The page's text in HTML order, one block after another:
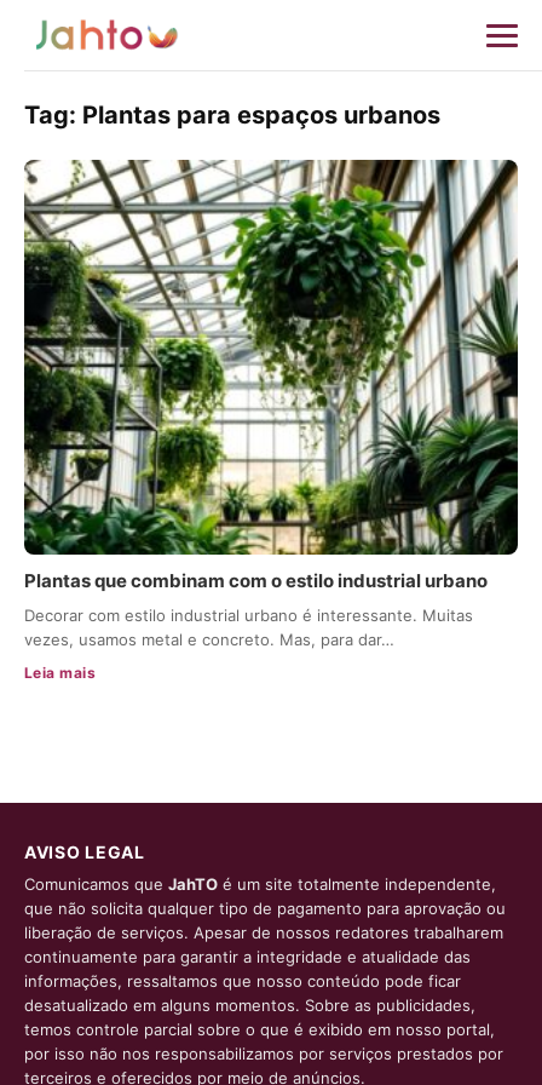
Tag: Plantas para espaços urbanos
Plantas que combinam com o estilo industrial urbano
Decorar com estilo industrial urbano é interessante. Muitas
vezes, usamos metal e concreto. Mas, para dar…
Leia mais
AVISO LEGAL
Comunicamos que JahTO é um site totalmente independente,
que não solicita qualquer tipo de pagamento para aprovação ou
liberação de serviços. Apesar de nossos redatores trabalharem
continuamente para garantir a integridade e atualidade das
informações, ressaltamos que nosso conteúdo pode ficar
desatualizado em alguns momentos. Sobre as publicidades,
temos controle parcial sobre o que é exibido em nosso portal,
por isso não nos responsabilizamos por serviços prestados por
terceiros e oferecidos por meio de anúncios.